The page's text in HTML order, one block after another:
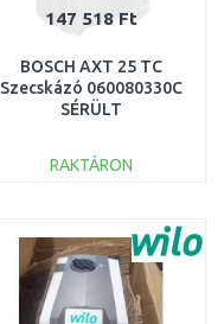
147 518 Ft
BOSCH AXT 25 TC
Szecskázó 060080330C
SÉRÜLT
RAKTÁRON
Összehasonlítás